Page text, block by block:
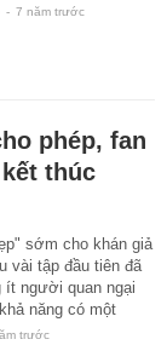
- 7 năm trước
phép, fan
thúc
sớm cho khán giả
vài tập đầu tiên đã
ít người quan ngại
năng có một
trước